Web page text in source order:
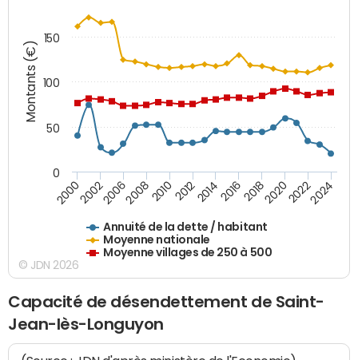
Montants (€)
Annuité de la dette / habitant
Moyenne nationale
Moyenne villages de 250 à 500
200020022006200820102012201420162018202020222024
0
50
100
150
© JDN 2026
Capacité de désendettement de Saint-
Jean-lès-Longuyon